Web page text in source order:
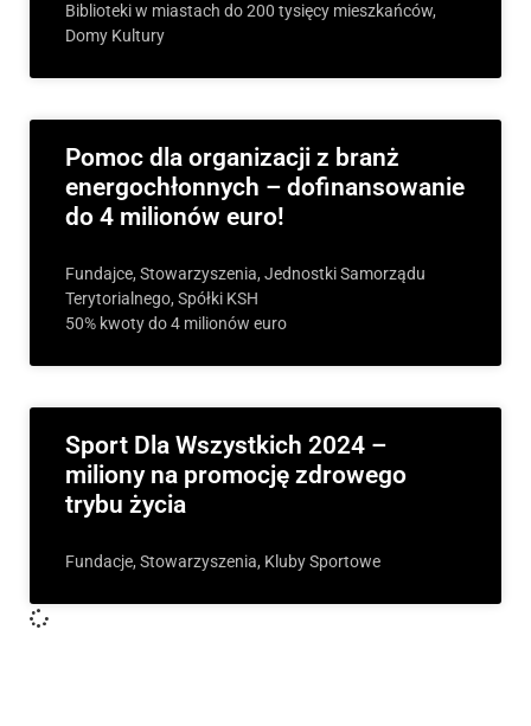
Biblioteki w miastach do 200 tysięcy mieszkańców,
Domy Kultury
Pomoc dla organizacji z branż
energochłonnych – dofinansowanie
do 4 milionów euro!
Fundajce, Stowarzyszenia, Jednostki Samorządu
Terytorialnego, Spółki KSH
50% kwoty do 4 milionów euro
Sport Dla Wszystkich 2024 –
miliony na promocję zdrowego
trybu życia
Fundacje, Stowarzyszenia, Kluby Sportowe